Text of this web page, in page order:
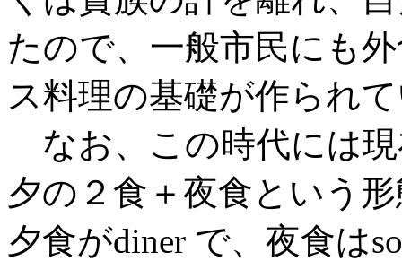
たので、一般市民にも
ス料理の基礎が作られ
なお、この時代には
夕の２食＋夜食という
夕食がdiner で、夜食は